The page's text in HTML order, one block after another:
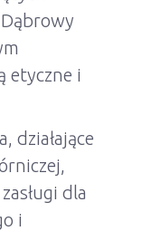
etyczne i
działające
dla
i